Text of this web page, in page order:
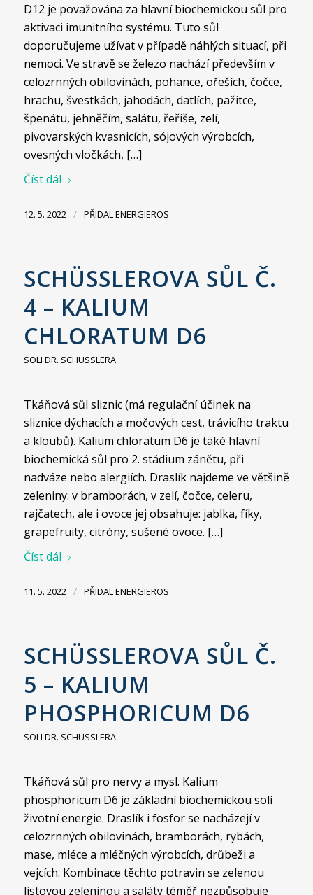
D12 je považována za hlavní biochemickou sůl pro
aktivaci imunitního systému. Tuto sůl
doporučujeme užívat v případě náhlých situací, při
nemoci. Ve stravě se železo nachází především v
celozrnných obilovinách, pohance, ořeších, čočce,
hrachu, švestkách, jahodách, datlích, pažitce,
špenátu, jehněčím, salátu, řeřiše, zelí,
pivovarských kvasnicích, sójových výrobcích,
ovesných vločkách, […]
Číst dál
12. 5. 2022 / PŘIDAL ENERGIEROS
SCHÜSSLEROVA SŮL Č.
4 – KALIUM
CHLORATUM D6
SOLI DR. SCHUSSLERA
Tkáňová sůl sliznic (má regulační účinek na
sliznice dýchacích a močových cest, trávicího traktu
a kloubů). Kalium chloratum D6 je také hlavní
biochemická sůl pro 2. stádium zánětu, při
nadváze nebo alergiích. Draslík najdeme ve většině
zeleniny: v bramborách, v zelí, čočce, celeru,
rajčatech, ale i ovoce jej obsahuje: jablka, fíky,
grapefruity, citróny, sušené ovoce. […]
Číst dál
11. 5. 2022 / PŘIDALENERGIEROS
SCHÜSSLEROVA SŮL Č.
5 – KALIUM
PHOSPHORICUM D6
SOLI DR. SCHUSSLERA
Tkáňová sůl pro nervy a mysl. Kalium
phosphoricum D6 je základní biochemickou solí
životní energie. Draslík i fosfor se nacházejí v
celozrnných obilovinách, bramborách, rybách,
mase, mléce a mléčných výrobcích, drůbeži a
vejcích. Kombinace těchto potravin se zelenou
listovou zeleninou a saláty téměř nezpůsobuje